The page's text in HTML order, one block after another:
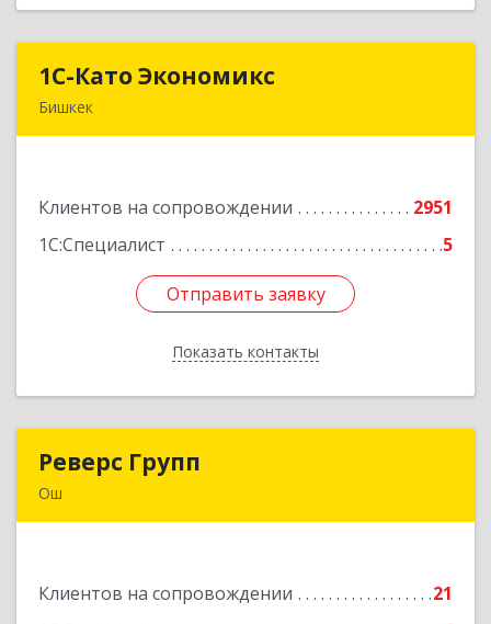
1С-Като Экономикс
Бишкек
Клиентов на сопровождении
2951
1С:Специалист
5
Отправить заявку
Показать контакты
1С-Като Экономикс
Подробнее
Отправить заявку
Назад
Реверс Групп
Ош
Клиентов на сопровождении
21
Подробнее